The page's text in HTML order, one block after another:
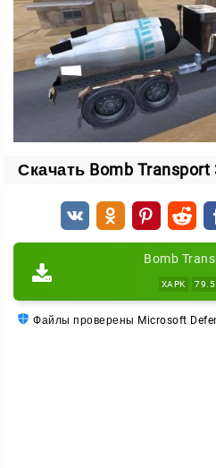
Скачать Bomb Transport
Bomb
XAPK
Файлы проверены Microsoft